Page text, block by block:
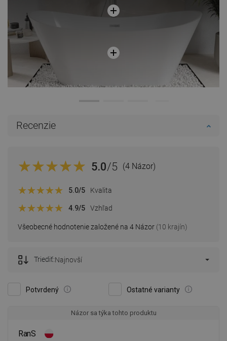
Recenzie
5.0/5 (4 Názor)
Všeobecné hodnotenie založené na 4 Názor (10 krajín)
5.0/5 Kvalita
4.9/5 Vzhľad
Potvrdený Ostatné varianty
Triediť:Najnovší
Názor sa týka tohto produktu
RanS